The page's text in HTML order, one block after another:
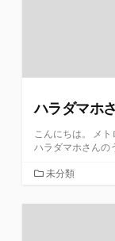
ハラダマホ
こんにちは。 メ
ハラダマホさんの
カ
ゴ
未分類